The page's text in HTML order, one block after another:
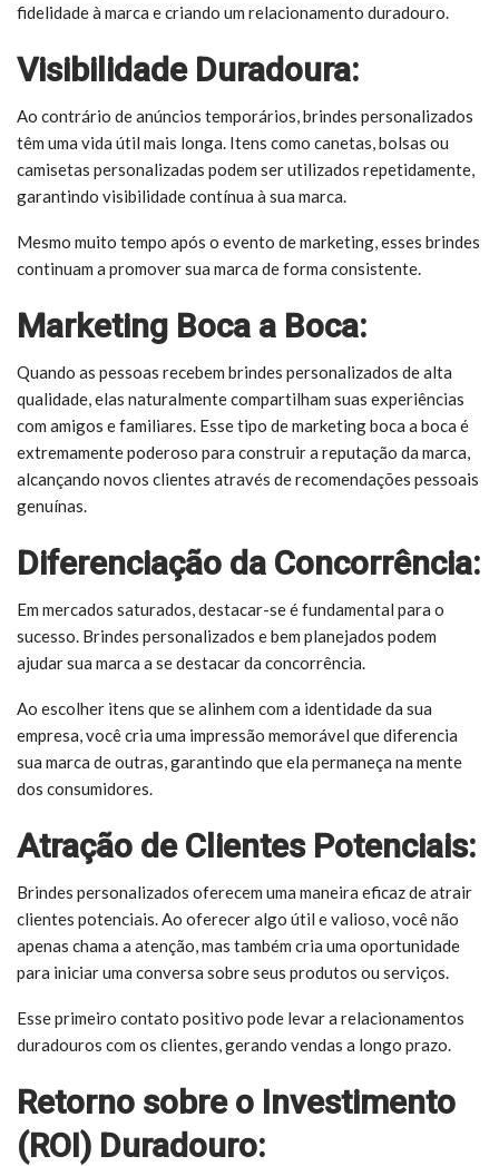
fidelidade à marca e criando um relacionamento duradouro.
Visibilidade Duradoura:
Ao contrário de anúncios temporários, brindes personalizados
têm uma vida útil mais longa. Itens como canetas, bolsas ou
camisetas personalizadas podem ser utilizados repetidamente,
garantindo visibilidade contínua à sua marca.
Mesmo muito tempo após o evento de marketing, esses brindes
continuam a promover sua marca de forma consistente.
Marketing Boca a Boca:
Quando as pessoas recebem brindes personalizados de alta
qualidade, elas naturalmente compartilham suas experiências
com amigos e familiares. Esse tipo de marketing boca a boca é
extremamente poderoso para construir a reputação da marca,
alcançando novos clientes através de recomendações pessoais
genuínas.
Diferenciação da Concorrência:
Em mercados saturados, destacar-se é fundamental para o
sucesso. Brindes personalizados e bem planejados podem
ajudar sua marca a se destacar da concorrência.
Ao escolher itens que se alinhem com a identidade da sua
empresa, você cria uma impressão memorável que diferencia
sua marca de outras, garantindo que ela permaneça na mente
dos consumidores.
Atração de Clientes Potenciais:
Brindes personalizados oferecem uma maneira eficaz de atrair
clientes potenciais. Ao oferecer algo útil e valioso, você não
apenas chama a atenção, mas também cria uma oportunidade
para iniciar uma conversa sobre seus produtos ou serviços.
Esse primeiro contato positivo pode levar a relacionamentos
duradouros com os clientes, gerando vendas a longo prazo.
Retorno sobre o Investimento
(ROI) Duradouro: